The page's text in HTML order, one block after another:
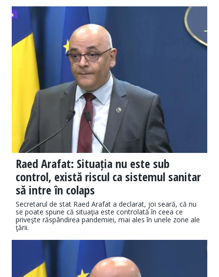
Raed Arafat: Situația nu este sub
control, există riscul ca sistemul sanitar
să intre în colaps
Secretarul de stat Raed Arafat a declarat, joi seară, că nu
se poate spune că situaţia este controlată în ceea ce
priveşte răspândirea pandemiei, mai ales în unele zone ale
ţării.